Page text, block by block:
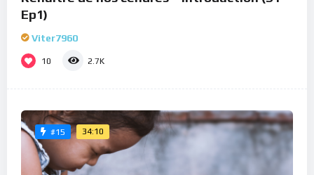
Ep1)
Viter7960
10 2.7K
#15 34:10